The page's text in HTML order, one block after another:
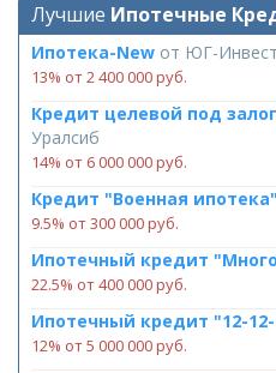
Лучшие Ипотечные
Ипотека-New от ЮГ-
13% от 2 400 000 руб.
Кредит целевой под
Уралсиб
14% от 6 000 000 руб.
Кредит "Военная ипотека"
9.5% от 300 000 руб.
Ипотечный кредит
22.5% от 400 000 руб.
Ипотечный кредит "12-
12% от 5 000 000 руб.